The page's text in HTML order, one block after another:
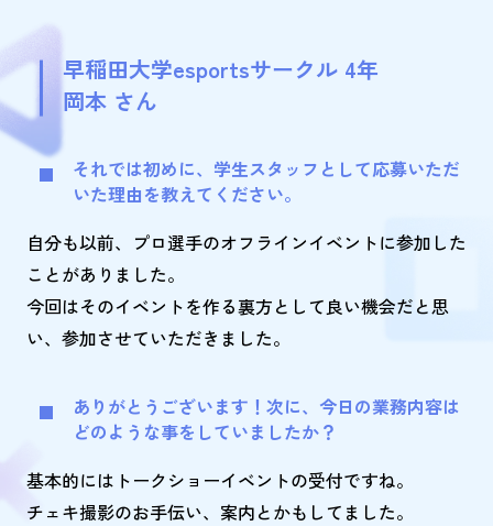
早稲田大学esportsサークル 4年
岡本 さん
それでは初めに、学生スタッフとして応募いただ
いた理由を教えてください。
自分も以前、プロ選手のオフラインイベントに参加した
ことがありました。
今回はそのイベントを作る裏方として良い機会だと思
い、参加させていただきました。
ありがとうございます！次に、今日の業務内容は
どのような事をしていましたか？
基本的にはトークショーイベントの受付ですね。
チェキ撮影のお手伝い、案内とかもしてました。